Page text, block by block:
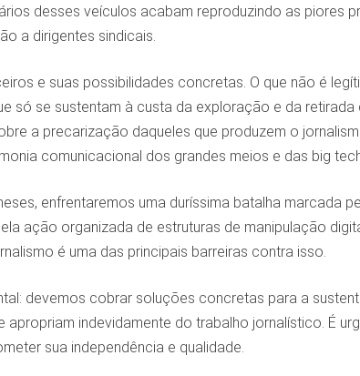
desses veículos acabam reproduzindo as piores
a dirigentes sindicais.
e suas possibilidades concretas. O que não é
só se sustentam à custa da exploração e da retirada
a precarização daqueles que produzem o
comunicacional dos grandes meios e das big
enfrentaremos uma duríssima batalha marcada
ação organizada de estruturas de manipulação
é uma das principais barreiras contra isso.
devemos cobrar soluções concretas para a
indevidamente do trabalho jornalístico. É
sua independência e qualidade.